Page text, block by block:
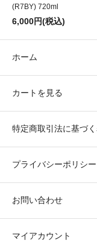
(R7BY) 720ml
6,000円(税込)
ホーム
カートを見る
特定商取引法に基づ
プライバシーポリシー
お問い合わせ
マイアカウント